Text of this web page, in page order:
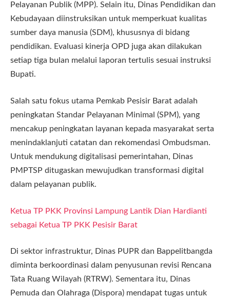
Pelayanan Publik (MPP). Selain itu, Dinas Pendidikan dan
Kebudayaan diinstruksikan untuk memperkuat kualitas
sumber daya manusia (SDM), khususnya di bidang
pendidikan. Evaluasi kinerja OPD juga akan dilakukan
setiap tiga bulan melalui laporan tertulis sesuai instruksi
Bupati.
Salah satu fokus utama Pemkab Pesisir Barat adalah
peningkatan Standar Pelayanan Minimal (SPM), yang
mencakup peningkatan layanan kepada masyarakat serta
menindaklanjuti catatan dan rekomendasi Ombudsman.
Untuk mendukung digitalisasi pemerintahan, Dinas
PMPTSP ditugaskan mewujudkan transformasi digital
dalam pelayanan publik.
Ketua TP PKK Provinsi Lampung Lantik Dian Hardianti
sebagai Ketua TP PKK Pesisir Barat
Di sektor infrastruktur, Dinas PUPR dan Bappelitbangda
diminta berkoordinasi dalam penyusunan revisi Rencana
Tata Ruang Wilayah (RTRW). Sementara itu, Dinas
Pemuda dan Olahraga (Dispora) mendapat tugas untuk